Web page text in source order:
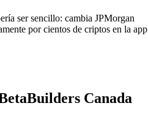
ser sencillo: cambia JPMorgan
por cientos de criptos en la app
Canada